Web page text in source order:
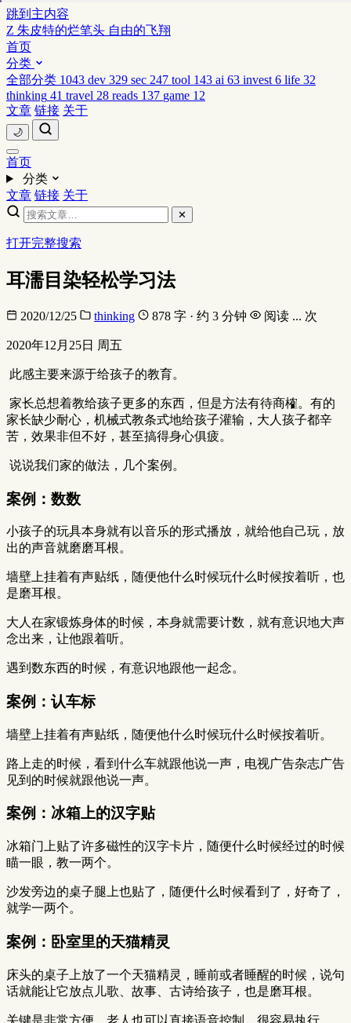
跳到主内容
Z 朱皮特的烂笔头 自由的飞翔
首页
分类
全部分类 1043 dev 329 sec 247 tool 143 ai 63 invest 6 life 32
thinking 41 travel 28 reads 137 game 12
文章 链接 关于
🌙
首页
分类
文章 链接 关于
✕
打开完整搜索
耳濡目染轻松学习法
2020/12/25 thinking 878 字 · 约 3 分钟 阅读 ... 次
2020年12月25日 周五
​ 此感主要来源于给孩子的教育。
​ 家长总想着教给孩子更多的东西，但是方法有待商榷。有的
家长缺少耐心，机械式教条式地给孩子灌输，大人孩子都辛
苦，效果非但不好，甚至搞得身心俱疲。
​ 说说我们家的做法，几个案例。
案例：数数
小孩子的玩具本身就有以音乐的形式播放，就给他自己玩，放
出的声音就磨磨耳根。
墙壁上挂着有声贴纸，随便他什么时候玩什么时候按着听，也
是磨耳根。
大人在家锻炼身体的时候，本身就需要计数，就有意识地大声
念出来，让他跟着听。
遇到数东西的时候，有意识地跟他一起念。
案例：认车标
墙壁上挂着有声贴纸，随便他什么时候玩什么时候按着听。
路上走的时候，看到什么车就跟他说一声，电视广告杂志广告
见到的时候就跟他说一声。
案例：冰箱上的汉字贴
冰箱门上贴了许多磁性的汉字卡片，随便什么时候经过的时候
瞄一眼，教一两个。
沙发旁边的桌子腿上也贴了，随便什么时候看到了，好奇了，
就学一两个。
案例：卧室里的天猫精灵
床头的桌子上放了一个天猫精灵，睡前或者睡醒的时候，说句
话就能让它放点儿歌、故事、古诗给孩子，也是磨耳根。
关键是非常方便，老人也可以直接语音控制，很容易执行。